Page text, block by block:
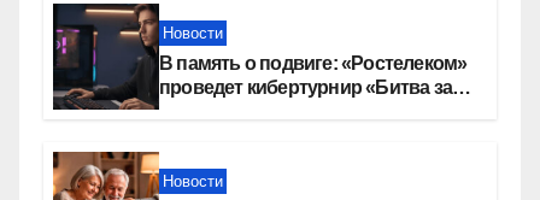
Новости
В память о подвиге: «Ростелеком»
проведет кибертурнир «Битва за
Новости